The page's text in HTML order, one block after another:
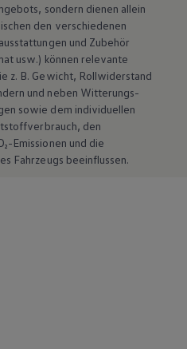
sondern dienen allein
den verschiedenen
und Zubehör
usw.) können relevante
z. B. Gewicht, Rollwiderstand
und neben Witterungs-
sowie dem individuellen
den
Emissionen und die
Fahrzeugs beeinflussen.